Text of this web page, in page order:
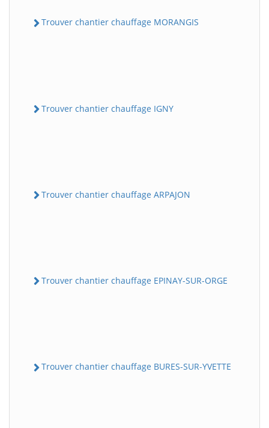
Trouver chantier chauffage MORANGIS
Trouver chantier chauffage IGNY
Trouver chantier chauffage ARPAJON
Trouver chantier chauffage EPINAY-SUR-ORGE
Trouver chantier chauffage BURES-SUR-YVETTE